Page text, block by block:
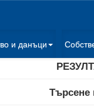
и данъци
Търсене